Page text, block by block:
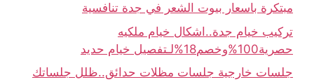
مبتكرة باسعار بيوت الشعر في جدة تنافسية
تركيب خيام جدة..اشكال خيام ملكيه
حصرية100%وخصم18%لـتفصيل خيام حديد
جلسات خارجية جلسات مظلات حدائق..ظلل جلساتك